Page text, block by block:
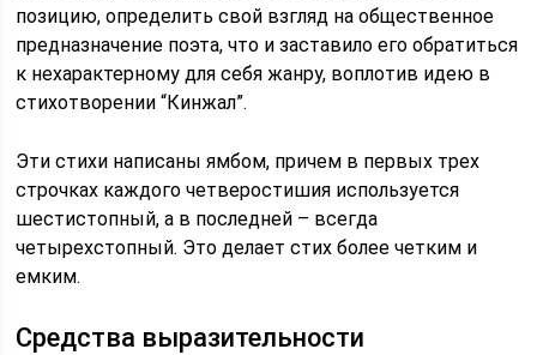
позицию, определить свой взгляд на общественное
предназначение поэта, что и заставило его обратиться
к нехарактерному для себя жанру, воплотив идею в
стихотворении “Кинжал”.
Эти стихи написаны ямбом, причем в первых трех
строчках каждого четверостишия используется
шестистопный, а в последней – всегда
четырехстопный. Это делает стих более четким и
емким.
Средства выразительности